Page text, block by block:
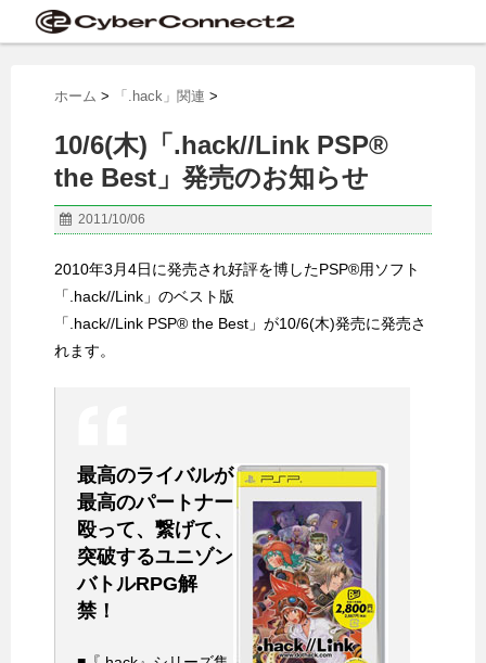
ホーム > 「.hack」関連 >
10/6(木)「.hack//Link PSP®
the Best」発売のお知らせ
2011/10/06
2010年3月4日に発売され好評を博したPSP®用ソフト
「.hack//Link」のベスト版
「.hack//Link PSP® the Best」が10/6(木)発売に発売さ
れます。
最高のライバルが
最高のパートナー
殴って、繋げて、
突破するユニゾン
バトルRPG解
禁！